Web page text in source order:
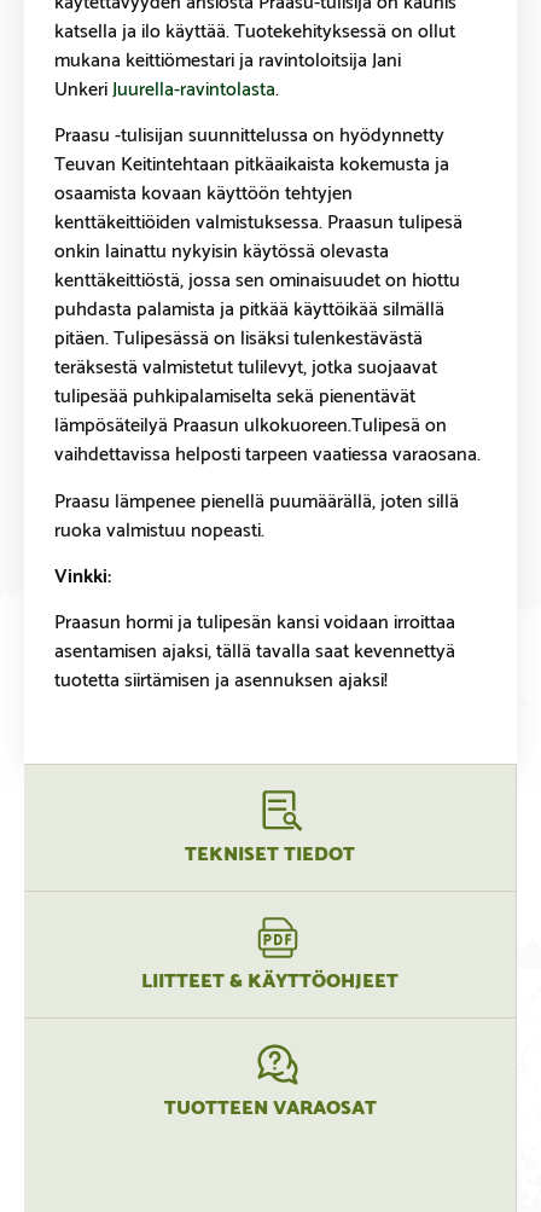
katsella ja ilo käyttää. Tuotekehityksessä on ollut
mukana keittiömestari ja ravintoloitsija Jani
UnkeriJuurella-ravintolasta.
Praasu -tulisijan suunnittelussa on hyödynnetty
Teuvan Keitintehtaan pitkäaikaista kokemusta ja
osaamista kovaan käyttöön tehtyjen
kenttäkeittiöiden valmistuksessa. Praasun tulipesä
onkin lainattu nykyisin käytössä olevasta
kenttäkeittiöstä, jossa sen ominaisuudet on hiottu
puhdasta palamista ja pitkää käyttöikää silmällä
pitäen. Tulipesässä on lisäksi tulenkestävästä
teräksestä valmistetut tulilevyt, jotka suojaavat
tulipesää puhkipalamiselta sekä pienentävät
lämpösäteilyä Praasun ulkokuoreen.Tulipesä on
vaihdettavissa helposti tarpeen vaatiessa varaosana.
Praasu lämpenee pienellä puumäärällä, joten sillä
ruoka valmistuu nopeasti.
Vinkki:
Praasun hormi ja tulipesän kansi voidaan irroittaa
asentamisen ajaksi, tällä tavalla saat kevennettyä
tuotetta siirtämisen ja asennuksen ajaksi!
TEKNISET TIEDOT
LIITTEET & KÄYTTÖOHJEET
TUOTTEEN VARAOSAT